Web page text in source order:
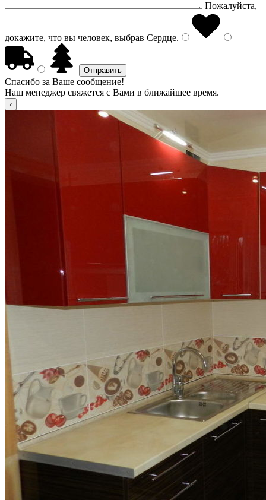
Пожалуйста,
докажите, что вы человек, выбрав Сердце.
Спасибо за Ваше сообщение!
Наш менеджер свяжется с Вами в ближайшее время.